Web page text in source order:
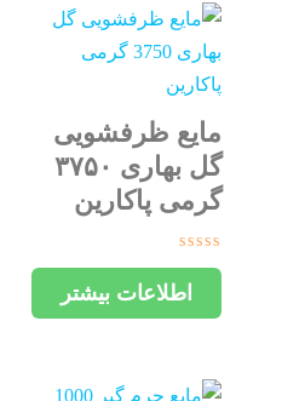
مایع ظرفشویی
گل بهاری ۳۷۵۰
گرمی پاکارین
امتیاز
5
اطلاعات بیشتر